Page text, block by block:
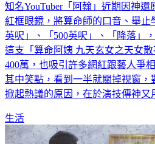
知名YouTuber「阿翰」近期因神
紅框眼鏡，將算命師的口音、舉止
英呎」、「500英呎」、「降落」
這支「算命阿姨 九天玄女之天女
400萬，也吸引許多網紅跟藝人爭
其中笑點，看到一半就關掉視窗，
掀起熱議的原因，在於演技傳神又
生活